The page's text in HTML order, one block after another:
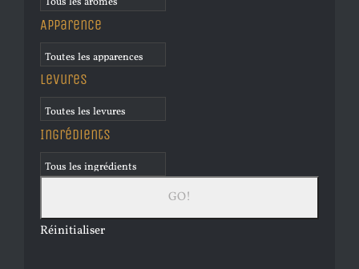
Apparence
Levures
Ingrédients
Réinitialiser